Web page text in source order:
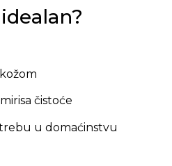
čistoće
u domaćinstvu